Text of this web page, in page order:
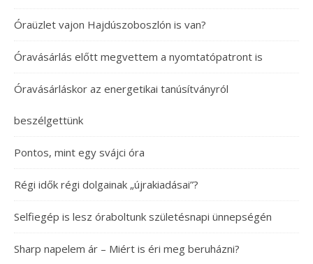
Óraüzlet vajon Hajdúszoboszlón is van?
Óravásárlás előtt megvettem a nyomtatópatront is
Óravásárláskor az energetikai tanúsítványról
beszélgettünk
Pontos, mint egy svájci óra
Régi idők régi dolgainak „újrakiadásai”?
Selfiegép is lesz óraboltunk születésnapi ünnepségén
Sharp napelem ár – Miért is éri meg beruházni?